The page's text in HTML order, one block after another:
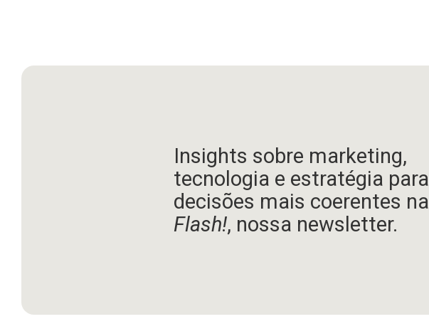
Insights sobre marketing,
tecnologia e estratégia para
decisões mais coerentes na
Flash!, nossa newsletter.